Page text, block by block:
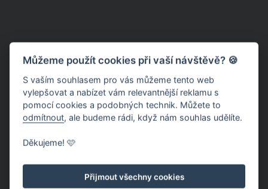
Můžeme použít cookies při vaší návštěvě? 🍪
S vaším souhlasem pro vás můžeme tento web
vylepšovat a nabízet vám relevantnější reklamu s
pomocí cookies a podobných technik. Můžete to
odmítnout , ale budeme rádi, když nám souhlas udělíte.
Děkujeme! 🩷
Přijmout všechny cookies